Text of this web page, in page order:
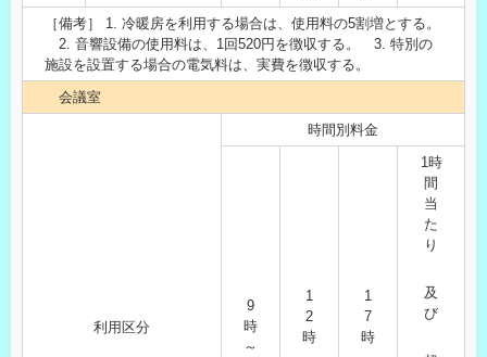
［備考］ 1. 冷暖房を利用する場合は、使用料の5割増とする。
2. 音響設備の使用料は、1回520円を徴収する。 3. 特別の
施設を設置する場合の電気料は、実費を徴収する。
会議室
利用区分
時間別料金
9
時
～
1
2
時
1
7
時
1時
間
当
た
り
及
び